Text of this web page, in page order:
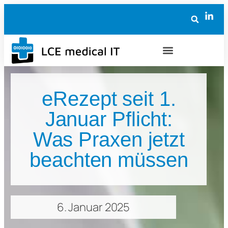
eRezept seit 1.
Januar Pflicht:
Was Praxen jetzt
beachten müssen
6. Januar 2025